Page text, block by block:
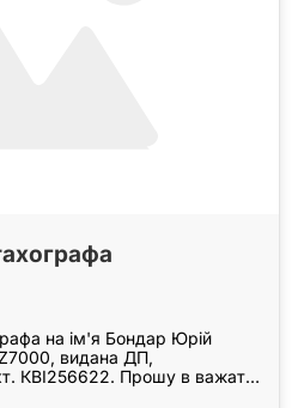
на ім'я Бондар Юрій
видана ДП,
КВІ256622. Прошу в важати